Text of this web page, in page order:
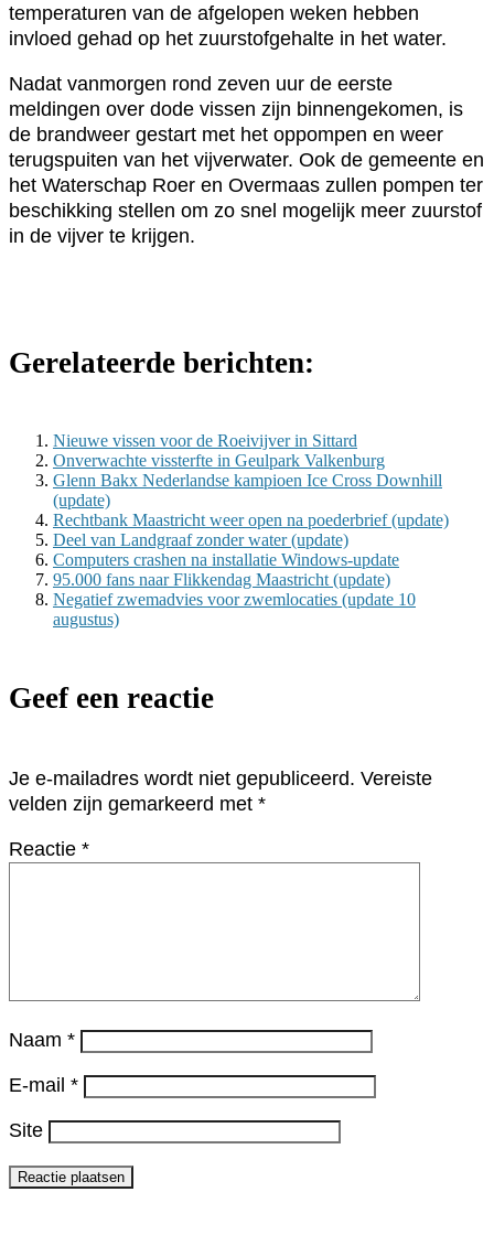
temperaturen van de afgelopen weken hebben
invloed gehad op het zuurstofgehalte in het water.
Nadat vanmorgen rond zeven uur de eerste
meldingen over dode vissen zijn binnengekomen, is
de brandweer gestart met het oppompen en weer
terugspuiten van het vijverwater. Ook de gemeente en
het Waterschap Roer en Overmaas zullen pompen ter
beschikking stellen om zo snel mogelijk meer zuurstof
in de vijver te krijgen.
Gerelateerde berichten:
Nieuwe vissen voor de Roeivijver in Sittard
Onverwachte vissterfte in Geulpark Valkenburg
Glenn Bakx Nederlandse kampioen Ice Cross Downhill
(update)
Rechtbank Maastricht weer open na poederbrief (update)
Deel van Landgraaf zonder water (update)
Computers crashen na installatie Windows-update
95.000 fans naar Flikkendag Maastricht (update)
Negatief zwemadvies voor zwemlocaties (update 10
augustus)
Geef een reactie
Je e-mailadres wordt niet gepubliceerd. Vereiste
velden zijn gemarkeerd met *
Reactie *
Naam *
E-mail *
Site